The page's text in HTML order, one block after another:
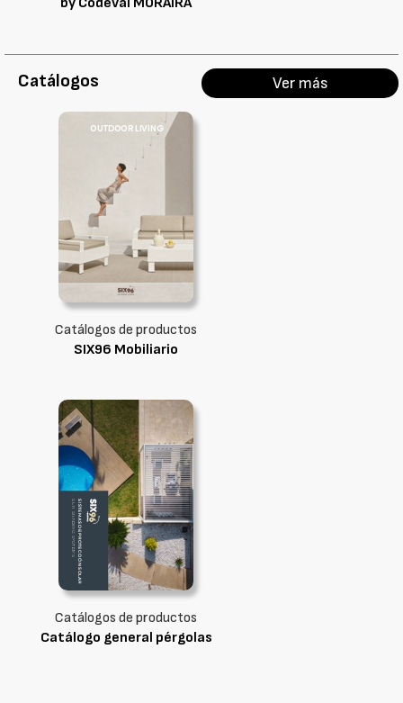
Catálogos Ver más
Catálogos de productos
SIX96 Mobiliario
Catálogos de productos
Catálogo general pérgolas